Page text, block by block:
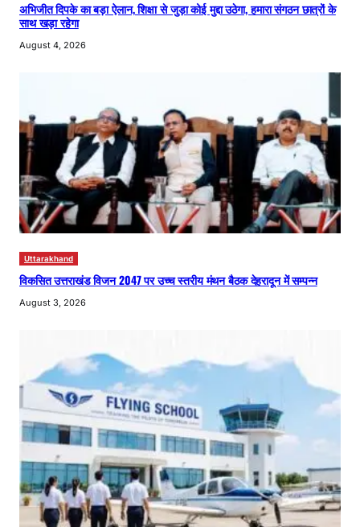
अभिजीत दिपके का बड़ा ऐलान, शिक्षा से जुड़ा कोई मुद्दा उठेगा, हमारा संगठन छात्रों के
साथ खड़ा रहेगा
August 4, 2026
Uttarakhand
विकसित उत्तराखंड विजन 2047 पर उच्च स्तरीय मंथन बैठक देहरादून में सम्पन्न
August 3, 2026